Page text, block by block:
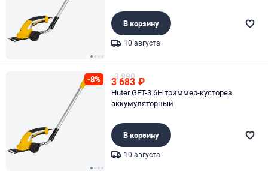
В корзину
10 августа
-8% 3 990
3 683 ₽
Huter GET-3.6H триммер-кусторез
аккумуляторный
В корзину
10 августа